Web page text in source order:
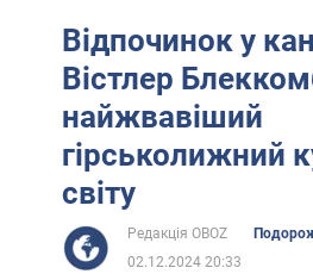
Відпочинок у
Вістлер
найжвавіший
гірськолижний
світу
Редакція OBOZ
02.12.2024 20:33